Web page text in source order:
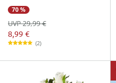
70 %
8,99 €
UVP 29,99 €
(2)